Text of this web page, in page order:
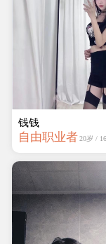
钱钱
自由职业者 20岁 /